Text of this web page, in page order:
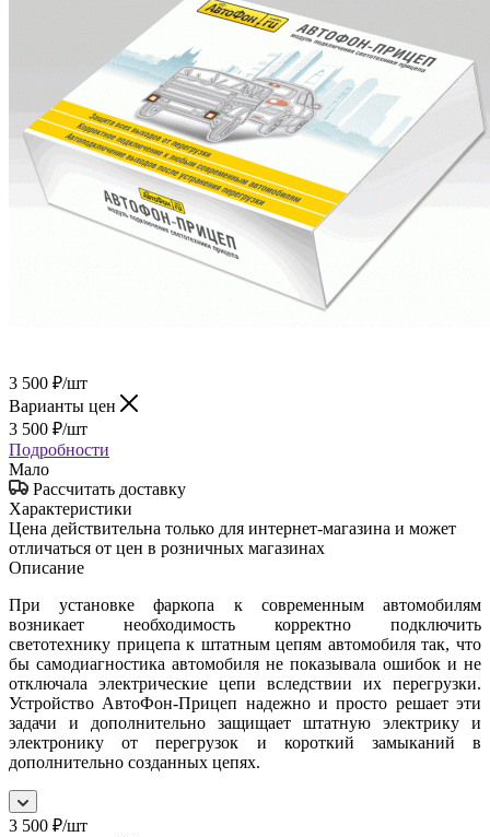
3 500 ₽/шт
Варианты цен
3 500 ₽/шт
Подробности
Мало
Рассчитать доставку
Характеристики
Цена действительна только для интернет-магазина и может
отличаться от цен в розничных магазинах
Описание
При установке фаркопа к современным автомобилям
возникает необходимость корректно подключить
светотехнику прицепа к штатным цепям автомобиля так, что
бы самодиагностика автомобиля не показывала ошибок и не
отключала электрические цепи вследствии их перегрузки.
Устройство АвтоФон-Прицеп надежно и просто решает эти
задачи и дополнительно защищает штатную электрику и
электронику от перегрузок и короткий замыканий в
дополнительно созданных цепях.
3 500 ₽/шт